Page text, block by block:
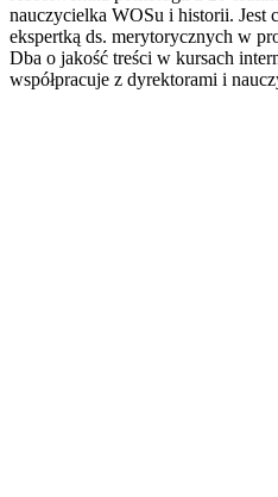
nauczycielka WOSu i historii. Jest
ekspertką ds. merytorycznych w
Dba o jakość treści w kursach
współpracuje z dyrektorami i